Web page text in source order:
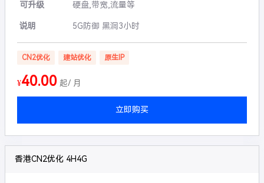
可升级 硬盘,带宽,流量等
说明 5G防御 黑洞3小时
CN2优化 建站优化 原生IP
¥40.00 起/ 月
立即购买
香港CN2优化 4H4G